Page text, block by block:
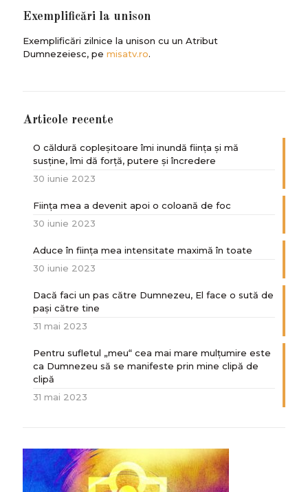
Exemplificări la unison
Exemplificări zilnice la unison cu un Atribut
Dumnezeiesc, pe misatv.ro.
Articole recente
O căldură copleșitoare îmi inundă ființa și mă
susține, îmi dă forță, putere și încredere
30 iunie 2023
Ființa mea a devenit apoi o coloană de foc
30 iunie 2023
Aduce în ființa mea intensitate maximă în toate
30 iunie 2023
Dacă faci un pas către Dumnezeu, El face o sută de
paşi către tine
31 mai 2023
Pentru sufletul „meu“ cea mai mare mulțumire este
ca Dumnezeu să se manifeste prin mine clipă de
clipă
31 mai 2023